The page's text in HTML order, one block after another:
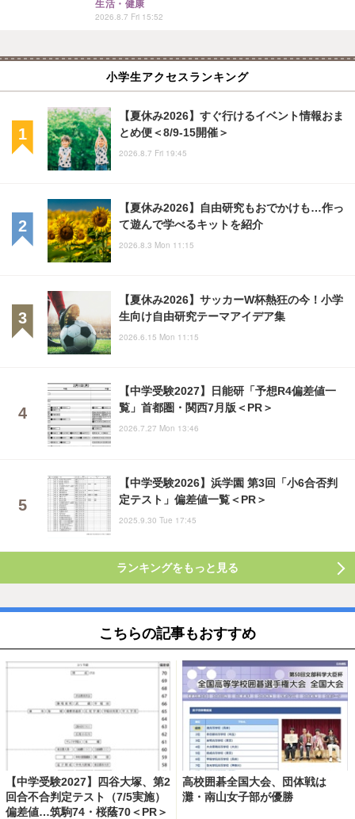
生活・健康
2026.8.7 Fri 15:52
小学生アクセスランキング
【夏休み2026】すぐ行けるイベント情報おま
とめ便＜8/9-15開催＞
2026.8.7 Fri 19:45
【夏休み2026】自由研究もおでかけも…作っ
て遊んで学べるキットを紹介
2026.8.3 Mon 11:15
【夏休み2026】サッカーW杯熱狂の今！小学
生向け自由研究テーマアイデア集
2026.6.15 Mon 11:15
【中学受験2027】日能研「予想R4偏差値一
覧」首都圏・関西7月版＜PR＞
2026.7.27 Mon 13:46
【中学受験2026】浜学園 第3回「小6合否判
定テスト」偏差値一覧＜PR＞
2025.9.30 Tue 17:45
ランキングをもっと見る
こちらの記事もおすすめ
【中学受験2027】四谷大塚、第2
回合不合判定テスト（7/5実施）
偏差値…筑駒74・桜蔭70＜PR＞
高校囲碁全国大会、団体戦は
灘・南山女子部が優勝